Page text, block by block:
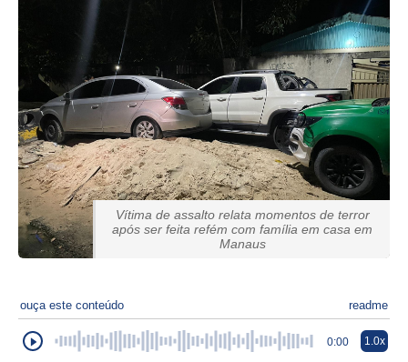
Vítima de assalto relata momentos de terror
após ser feita refém com família em casa em
Manaus
ouça este conteúdo readme
0:00 1.0x